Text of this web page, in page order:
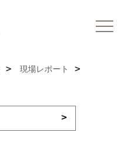
現場レポート